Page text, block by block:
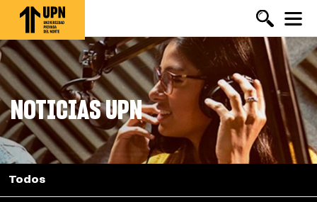
Pasar
contenido
principal
NOTICIAS UPN
Todos